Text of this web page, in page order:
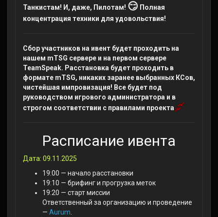
Танкистам! И, даже, Пилотам! 😏 Полная
концентрация техники для удовольствия!
Сбор участников на ивент будет проходить на
нашем mTSG сервере и на первом сервере
TeamSpeak. Расстановка будет проходить в
формате mTSG, никаких заранее выбранных КСов,
чистейшая импровизация! Все будет под
руководством игрового администратора и в
строгом соответствии с правилами проекта
Расписание ивента
Дата: 09.11.2025
19:00 — начало расстановки
19:10 — брифинг и прогрузка меток
19:20 — старт миссии
Ответственный за организацию и проведение
— Aurum.